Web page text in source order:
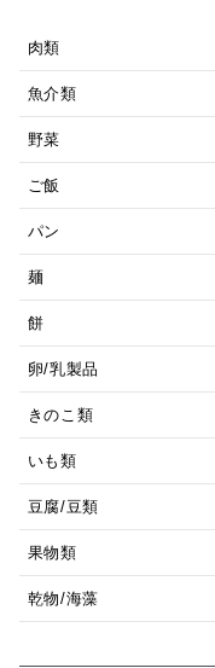
肉類
魚介類
野菜
ご飯
パン
麺
餅
卵/乳製品
きのこ類
いも類
豆腐/豆類
果物類
乾物/海藻